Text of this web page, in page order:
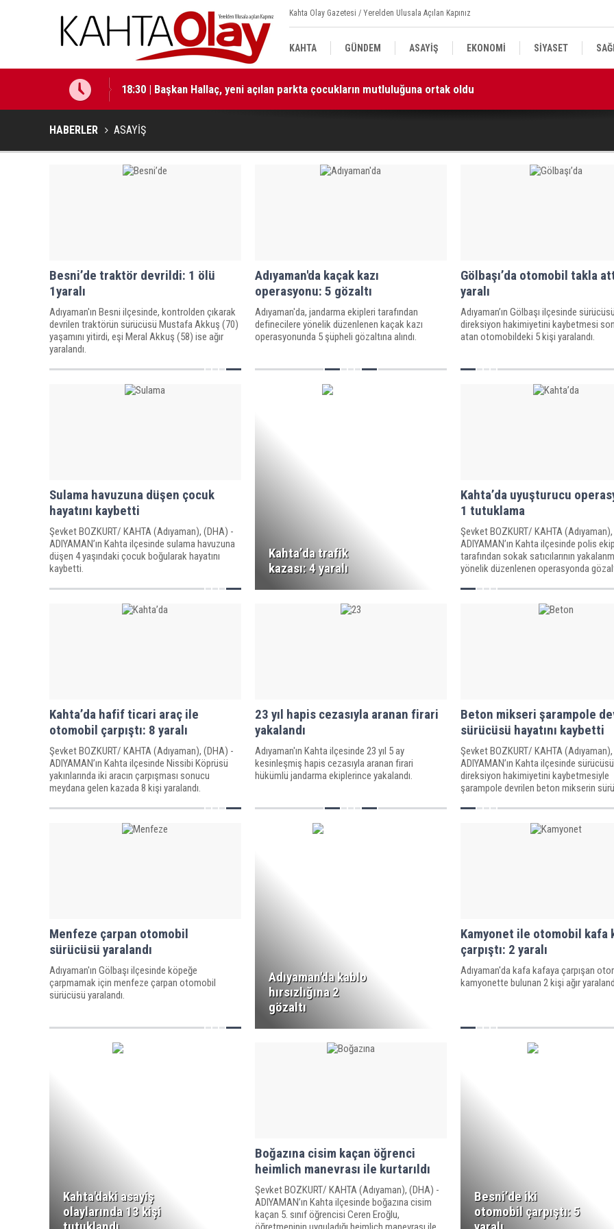
Kahta Olay Gazetesi / Yerelden Ulusala Açılan Kapınız
KAHTA GÜNDEM ASAYİŞ EKONOMİ SİYASET
18:30 | Başkan Hallaç, yeni açılan parkta çocukların mutluluğuna ortak oldu
18:29 | Başkan Hallaç, “Çocuklarımız bizim en kıymetli emanetlerimizdir”
HABERLER ASAYİŞ
Besni’de traktör devrildi: 1 ölü
1yaralı
Adıyaman'ın Besni ilçesinde, kontrolden çıkarak
devrilen traktörün sürücüsü Mustafa Akkuş (70)
yaşamını yitirdi, eşi Meral Akkuş (58) ise ağır
yaralandı.
Adıyaman'da kaçak kazı
operasyonu: 5 gözaltı
Adıyaman'da, jandarma ekipleri tarafından
definecilere yönelik düzenlenen kaçak kazı
operasyonunda 5 şüpheli gözaltına alındı.
Gölbaşı’da otomobil takla
yaralı
Adıyaman’ın Gölbaşı ilçesinde
direksiyon hakimiyetini kaybetmesi
atan otomobildeki 5 kişi yaralandı.
Sulama havuzuna düşen çocuk
hayatını kaybetti
Şevket BOZKURT/ KAHTA (Adıyaman), (DHA) -
ADIYAMAN’ın Kahta ilçesinde sulama havuzuna
düşen 4 yaşındaki çocuk boğularak hayatını
kaybetti.
Kahta’da trafik
kazası: 4 yaralı
Kahta’da uyuşturucu
1 tutuklama
Şevket BOZKURT/ KAHTA
ADIYAMAN’ın Kahta ilçesinde polis
tarafından sokak satıcılarının
yönelik düzenlenen operasyonda
Kahta’da hafif ticari araç ile
otomobil çarpıştı: 8 yaralı
Şevket BOZKURT/ KAHTA (Adıyaman), (DHA) -
ADIYAMAN’ın Kahta ilçesinde Nissibi Köprüsü
yakınlarında iki aracın çarpışması sonucu
meydana gelen kazada 8 kişi yaralandı.
23 yıl hapis cezasıyla aranan firari
yakalandı
Adıyaman'ın Kahta ilçesinde 23 yıl 5 ay
kesinleşmiş hapis cezasıyla aranan firari
hükümlü jandarma ekiplerince yakalandı.
Beton mikseri şarampole
sürücüsü hayatını kaybetti
Şevket BOZKURT/ KAHTA
ADIYAMAN’ın Kahta ilçesinde
direksiyon hakimiyetini kaybetmesiyle
şarampole devrilen beton mikserin
Menfeze çarpan otomobil
sürücüsü yaralandı
Adıyaman'ın Gölbaşı ilçesinde köpeğe
çarpmamak için menfeze çarpan otomobil
sürücüsü yaralandı.
Adıyaman'da kablo
hırsızlığına 2
gözaltı
Kamyonet ile otomobil kafa
çarpıştı: 2 yaralı
Adıyaman'da kafa kafaya çarpışan
kamyonette bulunan 2 kişi ağır
Kahta'daki asayiş
olaylarında 13 kişi
Boğazına cisim kaçan öğrenci
heimlich manevrası ile kurtarıldı
Şevket BOZKURT/ KAHTA (Adıyaman), (DHA) -
ADIYAMAN’ın Kahta ilçesinde boğazına cisim
kaçan 5. sınıf öğrencisi Ceren Eroğlu,
Besni’de iki
otomobil çarpıştı: 5